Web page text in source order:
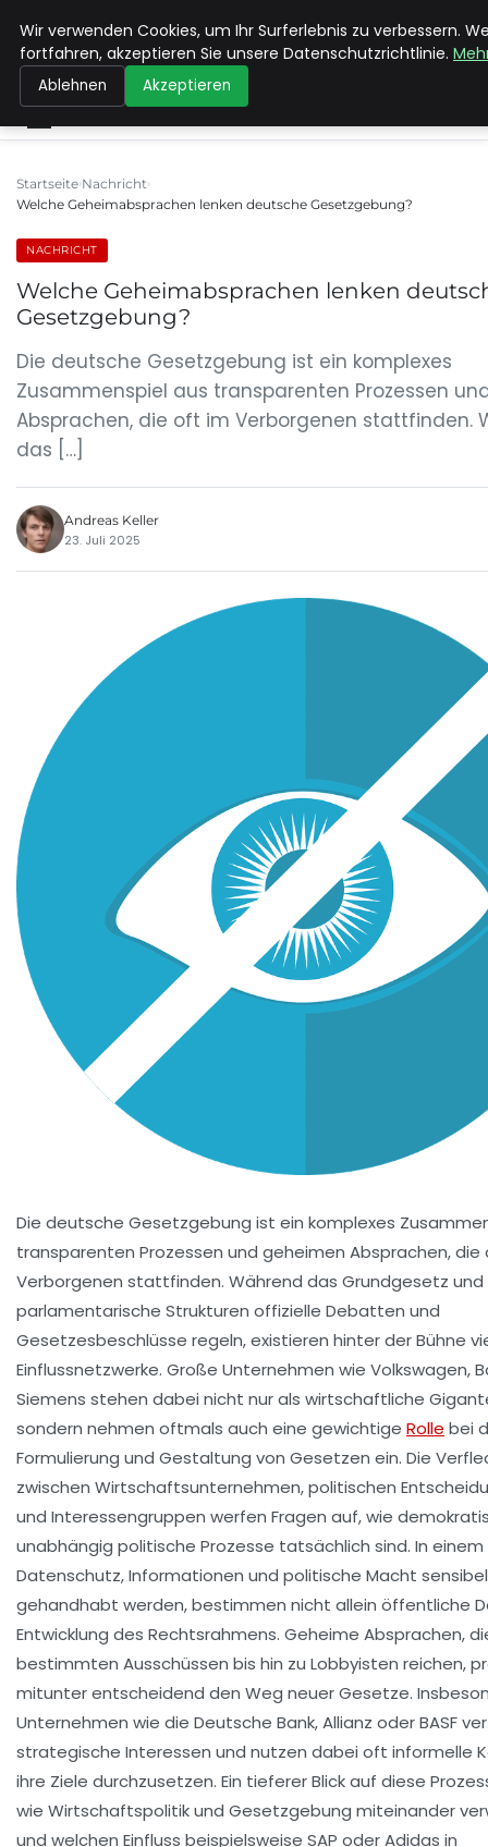
MAX NEUKIRCHNER
Startseite Nachricht
Welche Geheimabsprachen lenken deutsche Gesetzgebung?
NACHRICHT
Welche Geheimabsprachen lenken
Gesetzgebung?
Die deutsche Gesetzgebung ist ein komplexes
Zusammenspiel aus transparenten Prozessen
Absprachen, die oft im Verborgenen stattfinden.
das […]
Andreas Keller
23. Juli 2025
Die deutsche Gesetzgebung ist ein komplexes
transparenten Prozessen und geheimen Absprachen,
Verborgenen stattfinden. Während das Grundgesetz und
parlamentarische Strukturen offizielle Debatten und
Gesetzesbeschlüsse regeln, existieren hinter der Bühne
Einflussnetzwerke. Große Unternehmen wie Volkswagen,
Siemens stehen dabei nicht nur als wirtschaftliche
sondern nehmen oftmals auch eine gewichtige Rolle bei
Formulierung und Gestaltung von Gesetzen ein. Die
zwischen Wirtschaftsunternehmen, politischen
und Interessengruppen werfen Fragen auf, wie
unabhängig politische Prozesse tatsächlich sind. In einem
Datenschutz, Informationen und politische Macht sensibel
gehandhabt werden, bestimmen nicht allein öffentliche
Entwicklung des Rechtsrahmens. Geheime Absprachen,
bestimmten Ausschüssen bis hin zu Lobbyisten reichen,
mitunter entscheidend den Weg neuer Gesetze.
Unternehmen wie die Deutsche Bank, Allianz oder BASF
strategische Interessen und nutzen dabei oft informelle
ihre Ziele durchzusetzen. Ein tieferer Blick auf diese
wie Wirtschaftspolitik und Gesetzgebung miteinander
und welchen Einfluss beispielsweise SAP oder Adidas in
Wir verwenden Cookies, um Ihr Surferlebnis zu verbessern.
fortfahren, akzeptieren Sie unsere Datenschutzrichtlinie.
Ablehnen Akzeptieren